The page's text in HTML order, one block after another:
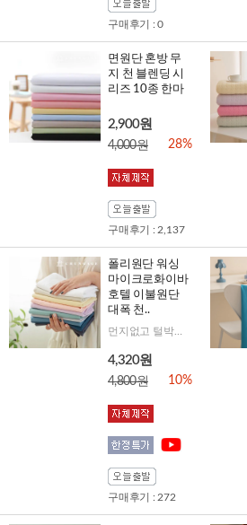
구매후기 : 0
면원단 혼방 무
지 천 블렌딩 시
리즈 10종 한마
2,900원
4,000원 28%
구매후기 : 2,137
폴리원단 워싱
마이크로화이바
호텔 이불원단
대폭 천..
먼지없고 털박힘없는 호텔침구 원단 / 알러지케어 / 퀵드라이
4,320원
4,800원 10%
구매후기 : 272